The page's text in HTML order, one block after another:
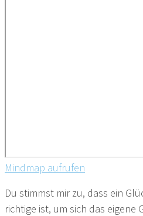
Mindmap aufrufen
Du stimmst mir zu, dass ein
richtige ist, um sich das eigene